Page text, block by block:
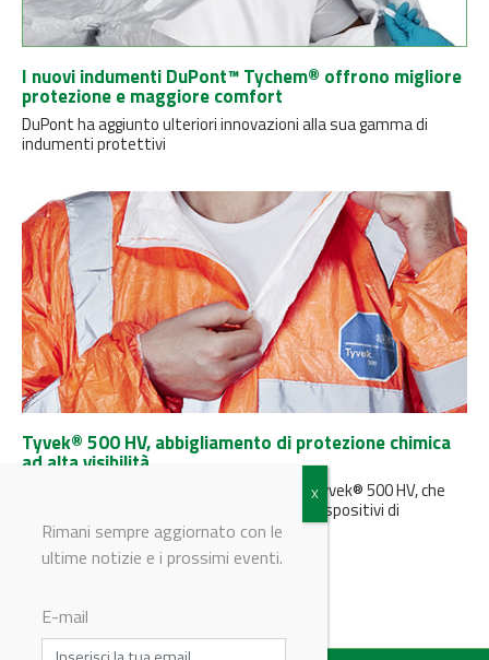
I nuovi indumenti DuPont™ Tychem® offrono migliore
protezione e maggiore comfort
DuPont ha aggiunto ulteriori innovazioni alla sua gamma di
indumenti protettivi
Tyvek® 500 HV, abbigliamento di protezione chimica
ad alta visibilità
DuPont ha lanciato sul mercato DuPont™ Tyvek® 500 HV, che
rappresenta l’ultimo nato nell’ambito dei dispositivi di
protezione individuale, in...
Rimani sempre aggiornato con le
ultime notizie e i prossimi eventi.
E-mail